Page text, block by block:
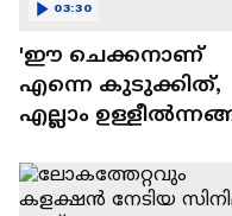
'ഈ ചെക്കനാണ്
എന്നെ കുടുക്കിത്,
എല്ലാം
സിനിമയിലെ
'അമ്മമ്മ' ഡോളി
03:30